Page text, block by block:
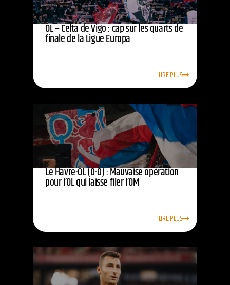
OL – Celta de Vigo : cap sur les quarts de
finale de la Ligue Europa
LIRE PLUS
Le Havre-OL (0-0) : Mauvaise opération
pour l’OL qui laisse filer l’OM
LIRE PLUS